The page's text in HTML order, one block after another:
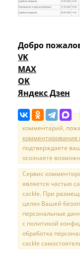
Добро
VK
MAX
OK
Яндекс Дзен
комментарий,
комментирования
подтверждаете
осознаете
Сервис
является частью
cackle. При
целях Вашей
персональные
с политикой
обработка
cackle